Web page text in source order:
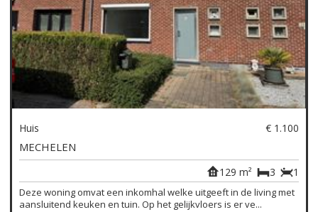
Huis € 1.100
MECHELEN
1
3
129 m²
Deze woning omvat een inkomhal welke uitgeeft in de living met
aansluitend keuken en tuin. Op het gelijkvloers is er ve...